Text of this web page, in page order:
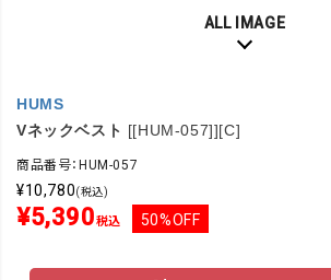
ALL IMAGE
HUMS
Vネックベスト [[HUM-057]][C]
商品番号：HUM-057
¥10,780(税込)
¥5,390税込 50%OFF